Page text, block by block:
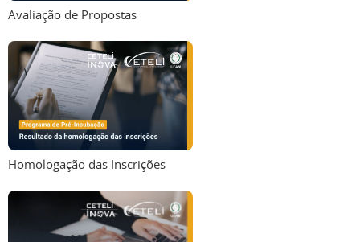
Avaliação de Propostas
Homologação das Inscrições